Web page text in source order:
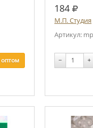
оптом
184 руб.
М.П. Студия
Артикул:
− +